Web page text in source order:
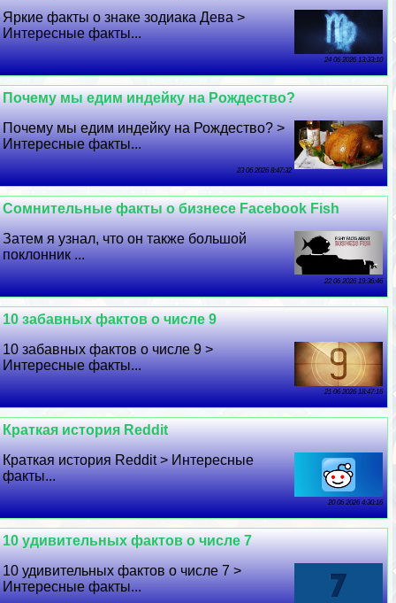
Яркие факты о знаке зодиака Дева >
Интересные факты...
24 06 2026 13:33:10
Почему мы едим индейку на Рождество?
Почему мы едим индейку на Рождество? >
Интересные факты...
23 06 2026 8:47:32
Сомнительные факты о бизнесе Facebook Fish
Затем я узнал, что он также большой
поклонник ...
22 06 2026 19:36:46
10 забавных фактов о числе 9
10 забавных фактов о числе 9 >
Интересные факты...
21 06 2026 18:47:16
Краткая история Reddit
Краткая история Reddit > Интересные
факты...
20 06 2026 4:30:16
10 удивительных фактов о числе 7
10 удивительных фактов о числе 7 >
Интересные факты...